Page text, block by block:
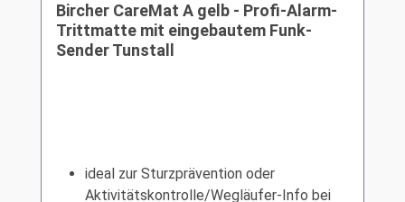
Bircher CareMat A gelb - Profi-Alarm-
Trittmatte mit eingebautem Funk-
Sender Tunstall
ideal zur Sturzprävention oder
Aktivitätskontrolle/Wegläufer-Info bei